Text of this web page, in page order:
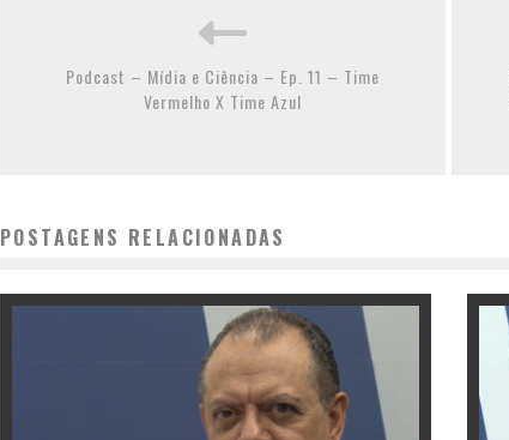
Podcast – Mídia e Ciência – Ep. 11 – Time
Vermelho X Time Azul
POSTAGENS RELACIONADAS